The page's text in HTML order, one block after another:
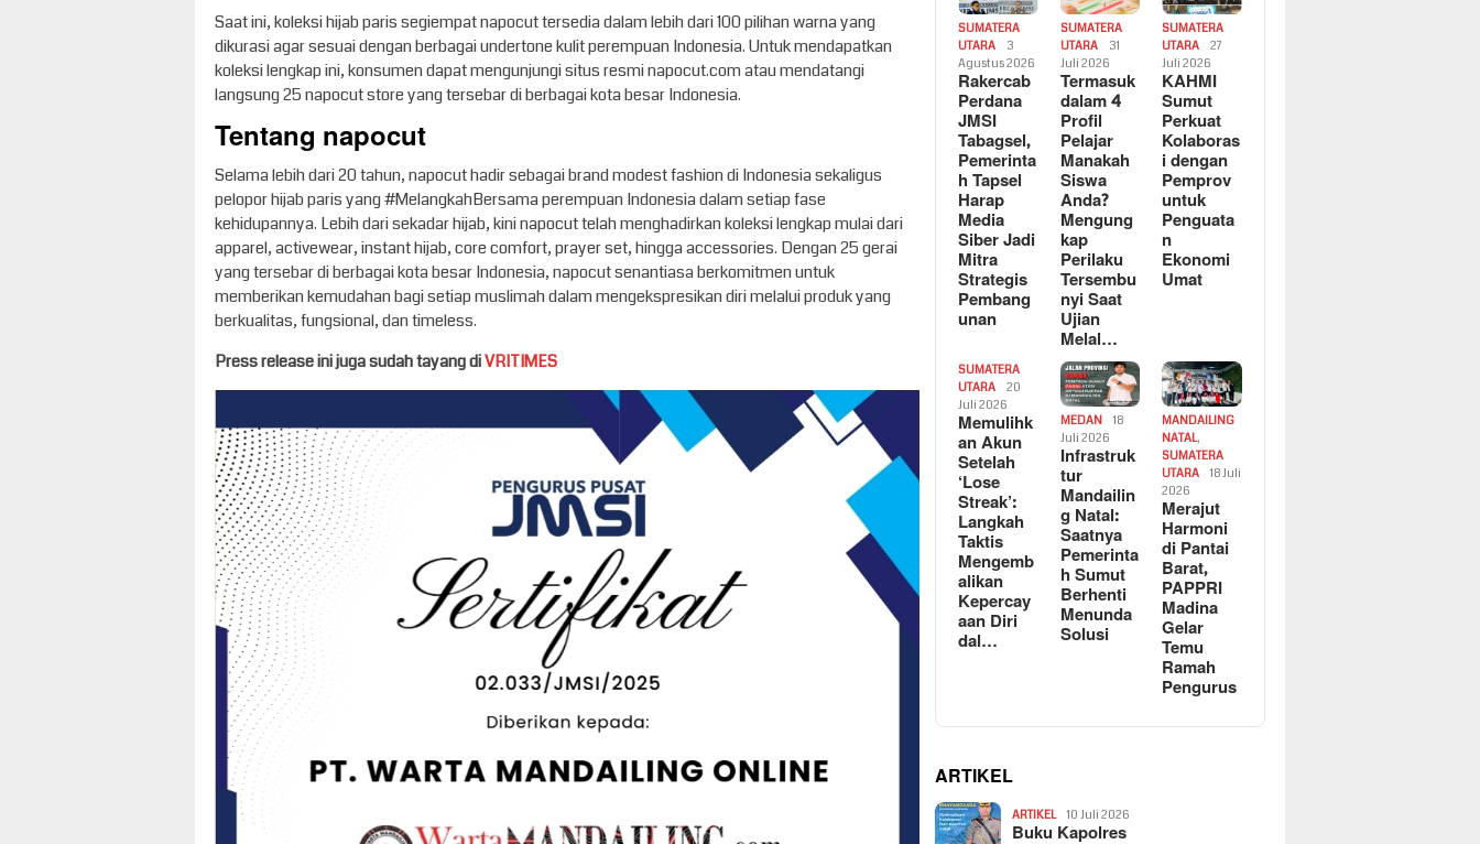
Saat ini, koleksi hijab paris segiempat napocut tersedia dalam lebih dari 100 pilihan warna yang
dikurasi agar sesuai dengan berbagai undertone kulit perempuan Indonesia. Untuk mendapatkan
koleksi lengkap ini, konsumen dapat mengunjungi situs resmi napocut.com atau mendatangi
langsung 25 napocut store yang tersebar di berbagai kota besar Indonesia.
Tentang napocut
Selama lebih dari 20 tahun, napocut hadir sebagai brand modest fashion di Indonesia sekaligus
pelopor hijab paris yang #MelangkahBersama perempuan Indonesia dalam setiap fase
kehidupannya. Lebih dari sekadar hijab, kini napocut telah menghadirkan koleksi lengkap mulai dari
apparel, activewear, instant hijab, core comfort, prayer set, hingga accessories. Dengan 25 gerai
yang tersebar di berbagai kota besar Indonesia, napocut senantiasa berkomitmen untuk
memberikan kemudahan bagi setiap muslimah dalam mengekspresikan diri melalui produk yang
berkualitas, fungsional, dan timeless.
Press release ini juga sudah tayang diVRITIMES
SUMATERA
UTARA
3
Agustus 2026
Rakercab
Perdana
JMSI
Tabagsel,
Pemerinta
h Tapsel
Harap
Media
Siber Jadi
Mitra
Strategis
Pembang
unan
SUMATERA
UTARA
31
Juli 2026
Termasuk
dalam 4
Profil
Pelajar
Manakah
Siswa
Anda?
Mengung
kap
Perilaku
Tersembu
nyi Saat
Ujian
Melal…
SUMATERA
UTARA
27
Juli 2026
KAHMI
Sumut
Perkuat
Kolaboras
i dengan
Pemprov
untuk
Penguata
n
Ekonomi
Umat
SUMATERA
UTARA
20
Juli 2026
Memulihk
an Akun
Setelah
‘Lose
Streak’:
Langkah
Taktis
Mengemb
alikan
Kepercay
aan Diri
dal…
MEDAN
18
Juli 2026
Infrastruk
tur
Mandailin
g Natal:
Saatnya
Pemerinta
h Sumut
Berhenti
Menunda
Solusi
MANDAILING
NATAL,
SUMATERA
UTARA
18 Juli
2026
Merajut
Harmoni
di Pantai
Barat,
PAPPRI
Madina
Gelar
Temu
Ramah
Pengurus
ARTIKEL
ARTIKEL 10 Juli 2026
Buku Kapolres